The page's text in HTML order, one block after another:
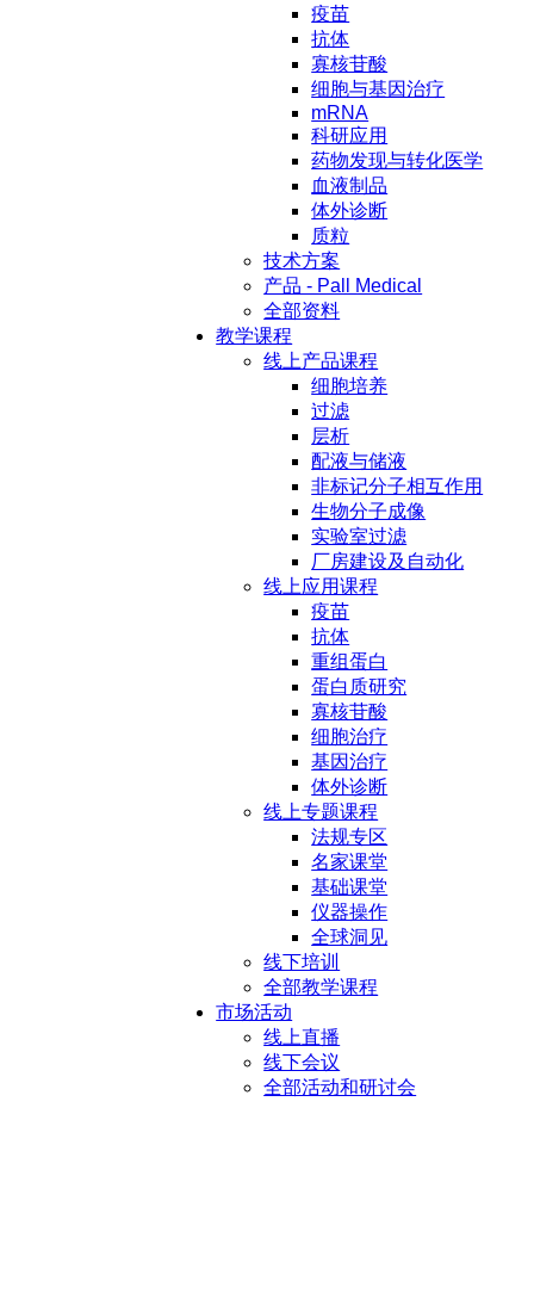
疫苗
抗体
寡核苷酸
细胞与基因治疗
mRNA
科研应用
药物发现与转化医学
血液制品
体外诊断
质粒
技术方案
产品 - Pall Medical
全部资料
教学课程
线上产品课程
细胞培养
过滤
层析
配液与储液
非标记分子相互作用
生物分子成像
实验室过滤
厂房建设及自动化
线上应用课程
疫苗
抗体
重组蛋白
蛋白质研究
寡核苷酸
细胞治疗
基因治疗
体外诊断
线上专题课程
法规专区
名家课堂
基础课堂
仪器操作
全球洞见
线下培训
全部教学课程
市场活动
线上直播
线下会议
全部活动和研讨会